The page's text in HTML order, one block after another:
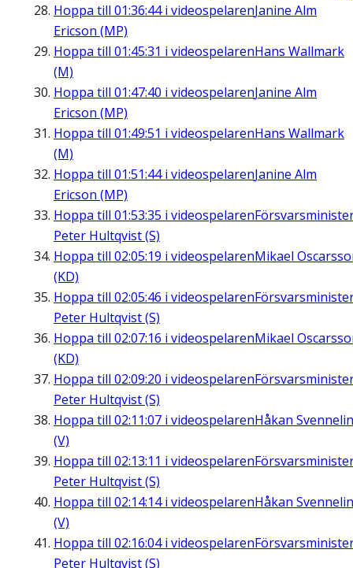
Hoppa till 01:36:44i videospelarenJanine Alm
Ericson (MP)
Hoppa till 01:45:31 i videospelarenHans Wallmark
(M)
Hoppa till 01:47:40 i videospelarenJanine Alm
Ericson (MP)
Hoppa till 01:49:51 i videospelarenHans Wallmark
(M)
Hoppa till 01:51:44i videospelarenJanine Alm
Ericson (MP)
Hoppa till 01:53:35 i videospelaren
Peter Hultqvist (S)
Hoppa till 02:05:19 i videospelarenMikael
(KD)
Hoppa till 02:05:46 i videospelaren
Peter Hultqvist (S)
Hoppa till 02:07:16 i videospelarenMikael
(KD)
Hoppa till 02:09:20 i videospelaren
Peter Hultqvist (S)
Hoppa till 02:11:07 i videospelarenHåkan
(V)
Hoppa till 02:13:11 i videospelaren
Peter Hultqvist (S)
Hoppa till 02:14:14i videospelarenHåkan
(V)
Hoppa till 02:16:04i videospelaren
Peter Hultqvist (S)